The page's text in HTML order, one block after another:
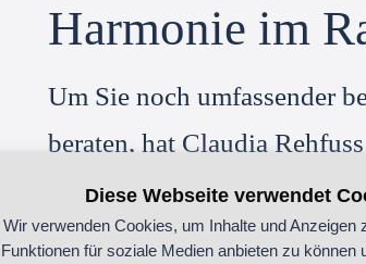
Harmonie im
Um Sie noch umfassender
beraten, hat Claudia
apprico-Methode“
konzentriert sich auf das
Diese Webseite verwendet
Wir verwenden Cookies, um Inhalte und Anzeigen
Funktionen für soziale Medien anbieten zu können